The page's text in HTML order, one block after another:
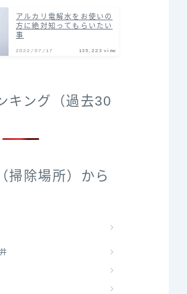
アルカリ電解水をお使いの
方に絶対知ってもらいたい
事
2022/07/17 135,223 view
キング（過去30
掃除場所）から